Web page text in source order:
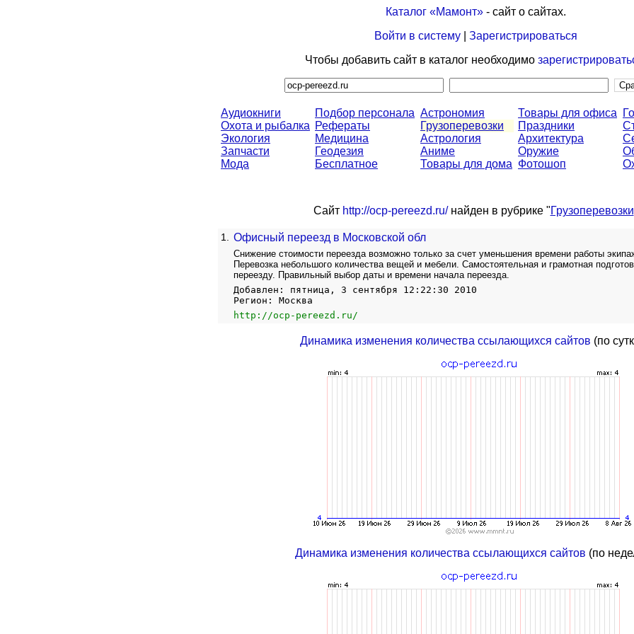
Каталог «Мамонт»- сайт о сайтах.
Войти в систему| Зарегистрироваться
Чтобы добавить сайт в каталог необходимо
Аудиокниги
Охота и рыбалка
Экология
Запчасти
Мода
Подбор персонала
Рефераты
Медицина
Геодезия
Бесплатное
Астрономия
Грузоперевозки
Астрология
Аниме
Товары для дома
Товары для офиса
Праздники
Архитектура
Оружие
Фотошоп
Сайт http://ocp-pereezd.ru/найден в рубрике "Грузоперевозки
1. Офисный переезд в Московской обл
Снижение стоимости переезда возможно только за счет уменьшения времени работы
Перевозка небольшого количества вещей и мебели. Самостоятельная и грамотная
переезду. Правильный выбор даты и времени начала переезда.
Добавлен: пятница, 3 сентября 12:22:30 2010
Регион: Москва
http://ocp-pereezd.ru/
Динамика изменения количества ссылающихся сайтов (по
Динамика изменения количества ссылающихся сайтов (по